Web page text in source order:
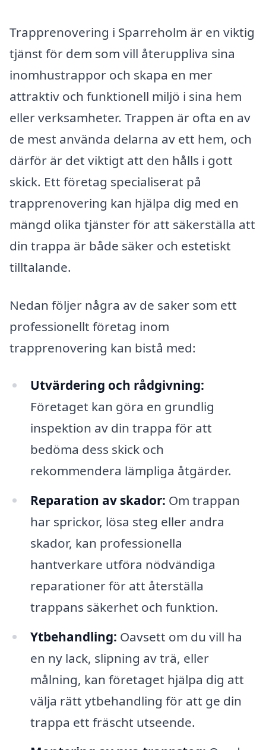
Trapprenovering i Sparreholm är en viktig
tjänst för dem som vill återuppliva sina
inomhustrappor och skapa en mer
attraktiv och funktionell miljö i sina hem
eller verksamheter. Trappen är ofta en av
de mest använda delarna av ett hem, och
därför är det viktigt att den hålls i gott
skick. Ett företag specialiserat på
trapprenovering kan hjälpa dig med en
mängd olika tjänster för att säkerställa att
din trappa är både säker och estetiskt
tilltalande.
Nedan följer några av de saker som ett
professionellt företag inom
trapprenovering kan bistå med:
Utvärdering och rådgivning:
Företaget kan göra en grundlig
inspektion av din trappa för att
bedöma dess skick och
rekommendera lämpliga åtgärder.
Reparation av skador: Om trappan
har sprickor, lösa steg eller andra
skador, kan professionella
hantverkare utföra nödvändiga
reparationer för att återställa
trappans säkerhet och funktion.
Ytbehandling: Oavsett om du vill ha
en ny lack, slipning av trä, eller
målning, kan företaget hjälpa dig att
välja rätt ytbehandling för att ge din
trappa ett fräscht utseende.